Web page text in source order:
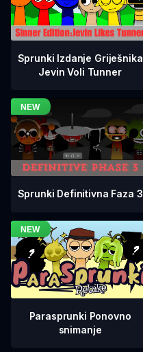
Sprunki Izdanje Griješnika
Jevin Voli Tunner
Sprunki Definitivna Faza 3
Parasprunki Ponovno
snimanje